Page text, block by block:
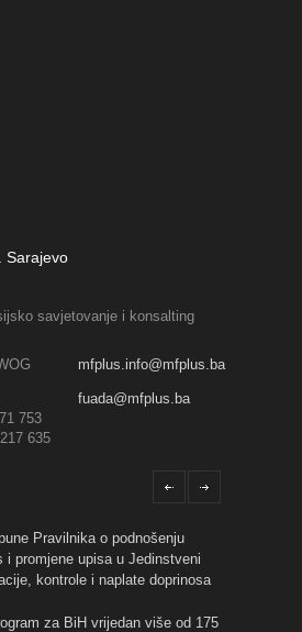
Sarajevo
savjetovanje i konsalting
mfplus.info@mfplus.ba
fuada@mfplus.ba
753
635
Pravilnika o podnošenju
i promjene upisa u Jedinstveni
kontrole i naplate doprinosa
za BiH vrijedan više od 175